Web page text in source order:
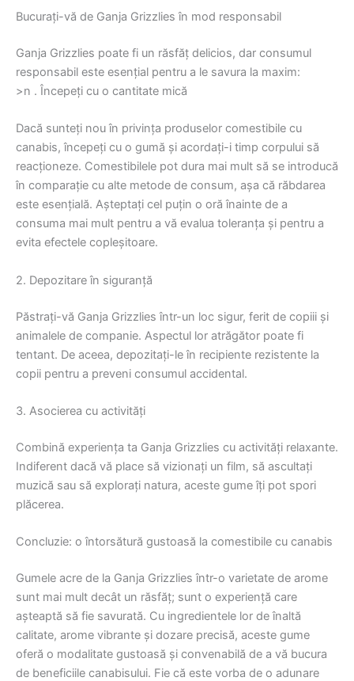
Bucurați-vă de Ganja Grizzlies în mod responsabil
Ganja Grizzlies poate fi un răsfăț delicios, dar consumul
responsabil este esențial pentru a le savura la maxim:
>n . Începeți cu o cantitate mică
Dacă sunteți nou în privința produselor comestibile cu
canabis, începeți cu o gumă și acordați-i timp corpului să
reacționeze. Comestibilele pot dura mai mult să se introducă
în comparație cu alte metode de consum, așa că răbdarea
este esențială. Așteptați cel puțin o oră înainte de a
consuma mai mult pentru a vă evalua toleranța și pentru a
evita efectele copleșitoare.
2. Depozitare în siguranță
Păstrați-vă Ganja Grizzlies într-un loc sigur, ferit de copiii și
animalele de companie. Aspectul lor atrăgător poate fi
tentant. De aceea, depozitați-le în recipiente rezistente la
copii pentru a preveni consumul accidental.
3. Asocierea cu activități
Combină experiența ta Ganja Grizzlies cu activități relaxante.
Indiferent dacă vă place să vizionați un film, să ascultați
muzică sau să explorați natura, aceste gume îți pot spori
plăcerea.
Concluzie: o întorsătură gustoasă la comestibile cu canabis
Gumele acre de la Ganja Grizzlies într-o varietate de arome
sunt mai mult decât un răsfăț; sunt o experiență care
așteaptă să fie savurată. Cu ingredientele lor de înaltă
calitate, arome vibrante și dozare precisă, aceste gume
oferă o modalitate gustoasă și convenabilă de a vă bucura
de beneficiile canabisului. Fie că este vorba de o adunare